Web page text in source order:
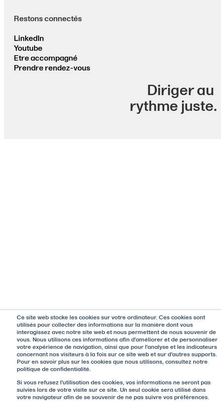
Ce site web stocke les cookies sur votre ordinateur. Ces cookies sont
utilisés pour collecter des informations sur la manière dont vous
interagissez avec notre site web et nous permettent de nous souvenir de
vous. Nous utilisons ces informations afin d'améliorer et de personnaliser
votre expérience de navigation, ainsi que pour l'analyse et les indicateurs
concernant nos visiteurs à la fois sur ce site web et sur d'autres supports.
Pour en savoir plus sur les cookies que nous utilisons, consultez notre
politique de confidentialité.
Si vous refusez l'utilisation des cookies, vos informations ne seront pas
suivies lors de votre visite sur ce site. Un seul cookie sera utilisé dans
votre navigateur afin de se souvenir de ne pas suivre vos préférences.
Restons connectés
LinkedIn
Youtube
Etre accompagné
Prendre rendez-vous
Diriger au
rythme juste.